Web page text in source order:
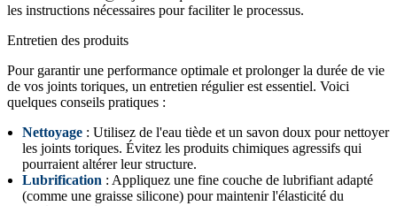
les instructions nécessaires pour faciliter le processus.
Entretien des produits
Pour garantir une performance optimale et prolonger la durée de vie
de vos joints toriques, un entretien régulier est essentiel. Voici
quelques conseils pratiques :
Nettoyage : Utilisez de l'eau tiède et un savon doux pour nettoyer
les joints toriques. Évitez les produits chimiques agressifs qui
pourraient altérer leur structure.
Lubrification : Appliquez une fine couche de lubrifiant adapté
(comme une graisse silicone) pour maintenir l'élasticité du